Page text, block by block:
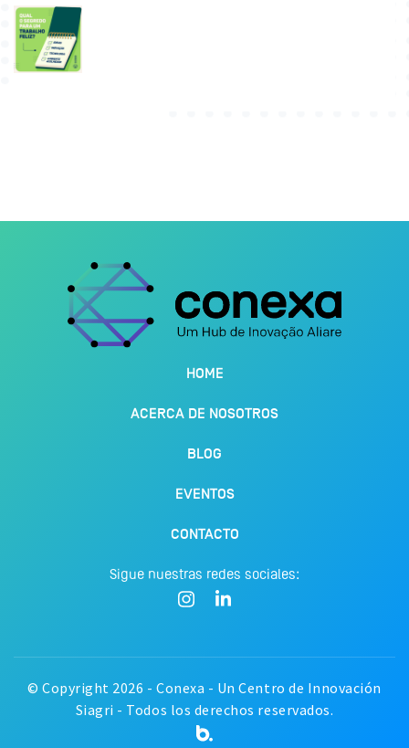
HOME
ACERCA DE NOSOTROS
BLOG
EVENTOS
CONTACTO
Sigue nuestras redes sociales:
© Copyright 2026 - Conexa - Un Centro de Innovación
Siagri - Todos los derechos reservados.